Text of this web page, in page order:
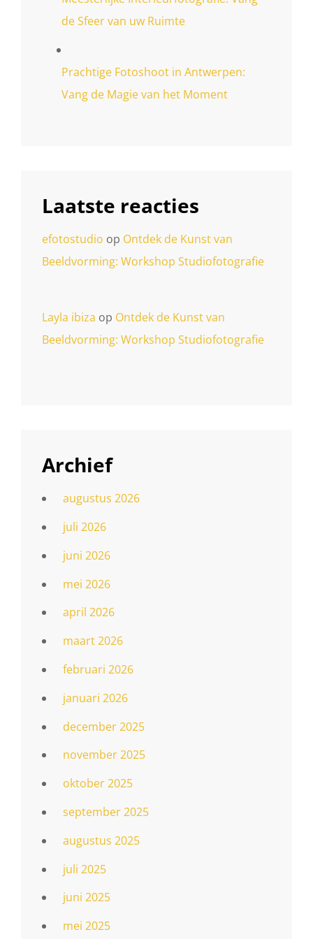
de Sfeer van uw Ruimte
Prachtige Fotoshoot in Antwerpen:
Vang de Magie van het Moment
Laatste reacties
efotostudio op Ontdek de Kunst van
Beeldvorming: Workshop Studiofotografie
Layla ibiza op Ontdek de Kunst van
Beeldvorming: Workshop Studiofotografie
Archief
augustus 2026
juli 2026
juni 2026
mei 2026
april 2026
maart 2026
februari 2026
januari 2026
december 2025
november 2025
oktober 2025
september 2025
augustus 2025
juli 2025
juni 2025
mei 2025